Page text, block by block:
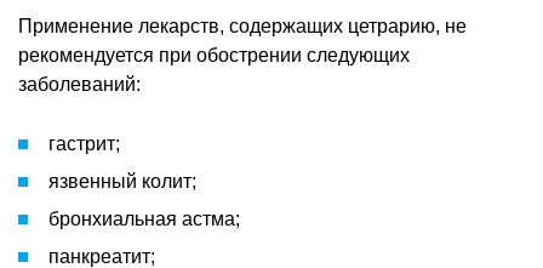
Применение лекарств, содержащих цетрарию, не
рекомендуется при обострении следующих
заболеваний:
гастрит;
язвенный колит;
бронхиальная астма;
панкреатит;